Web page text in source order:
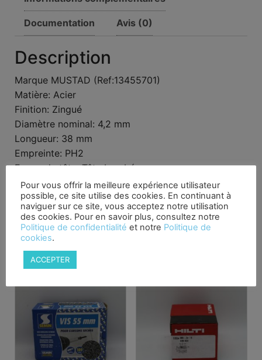
Documentation Avis (0)
Description
Marque MUSTAD (Ref:13455701)
Matière: Acier
Finition: Zingué
Diamètre nominal: 4,2 mm
Longueur: 38 mm
Empreinte: PH2
Forme de tête: Tête bombée
Épaisseur de matériau à percer maxi (acier): 3 mm
Épaisseur à fixer max: 29 mm
Produits similaires
Pour vous offrir la meilleure expérience utilisateur
possible, ce site utilise des cookies. En continuant à
naviguer sur ce site, vous acceptez notre utilisation
des cookies. Pour en savoir plus, consultez notre
Politique de confidentialité et notre Politique de
cookies.
ACCEPTER